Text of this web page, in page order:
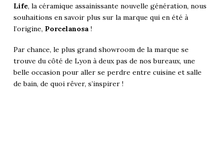
Life, la céramique assainissante nouvelle génération, nous
souhaitions en savoir plus sur la marque qui en été à
l’origine, Porcelanosa!
Par chance, le plus grand showroom de la marque se
trouve du côté de Lyon à deux pas de nos bureaux, une
belle occasion pour aller se perdre entre cuisine et salle
de bain, de quoi rêver, s’inspirer !